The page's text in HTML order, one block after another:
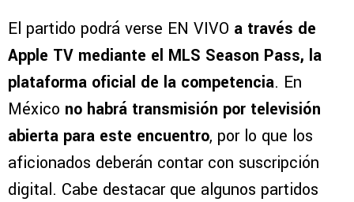
El partido podrá verse EN VIVO a través de
Apple TV mediante el MLS Season Pass, la
plataforma oficial de la competencia. En
México no habrá transmisión por televisión
abierta para este encuentro, por lo que los
aficionados deberán contar con suscripción
digital. Cabe destacar que algunos partidos